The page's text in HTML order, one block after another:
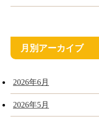
月別アーカイブ
2026年6月
2026年5月